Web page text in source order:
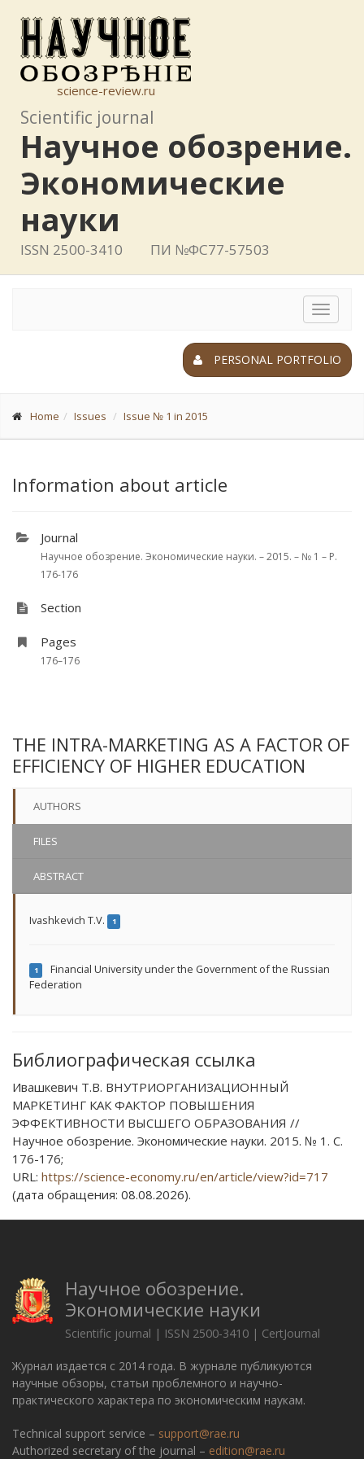
science-review.ru
Scientific journal
Научное обозрение.
Экономические
науки
ISSN 2500-3410 ПИ №ФС77-57503
Toggle
PERSONAL PORTFOLIO
Home Issues Issue № 1 in 2015
Information about article
Journal
Научное обозрение. Экономические науки. – 2015. – № 1 – P.
176-176
Section
Pages
176–176
THE INTRA-MARKETING AS A FACTOR OF
EFFICIENCY OF HIGHER EDUCATION
AUTHORS
FILES
ABSTRACT
Ivashkevich T.V. 1
1
Financial University under the Government of the Russian
Federation
Библиографическая ссылка
Ивашкевич Т.В. ВНУТРИОРГАНИЗАЦИОННЫЙ
МАРКЕТИНГ КАК ФАКТОР ПОВЫШЕНИЯ
ЭФФЕКТИВНОСТИ ВЫСШЕГО ОБРАЗОВАНИЯ //
Научное обозрение. Экономические науки. 2015. № 1. С.
176-176;
URL: https://science-economy.ru/en/article/view?id=717
(дата обращения: 08.08.2026).
Научное обозрение.
Экономические науки
Scientific journal | ISSN 2500-3410 | CertJournal
Журнал издается с 2014 года. В журнале публикуются
научные обзоры, статьи проблемного и научно-
практического характера по экономическим наукам.
Technical support service – support@rae.ru
Authorized secretary of the journal – edition@rae.ru